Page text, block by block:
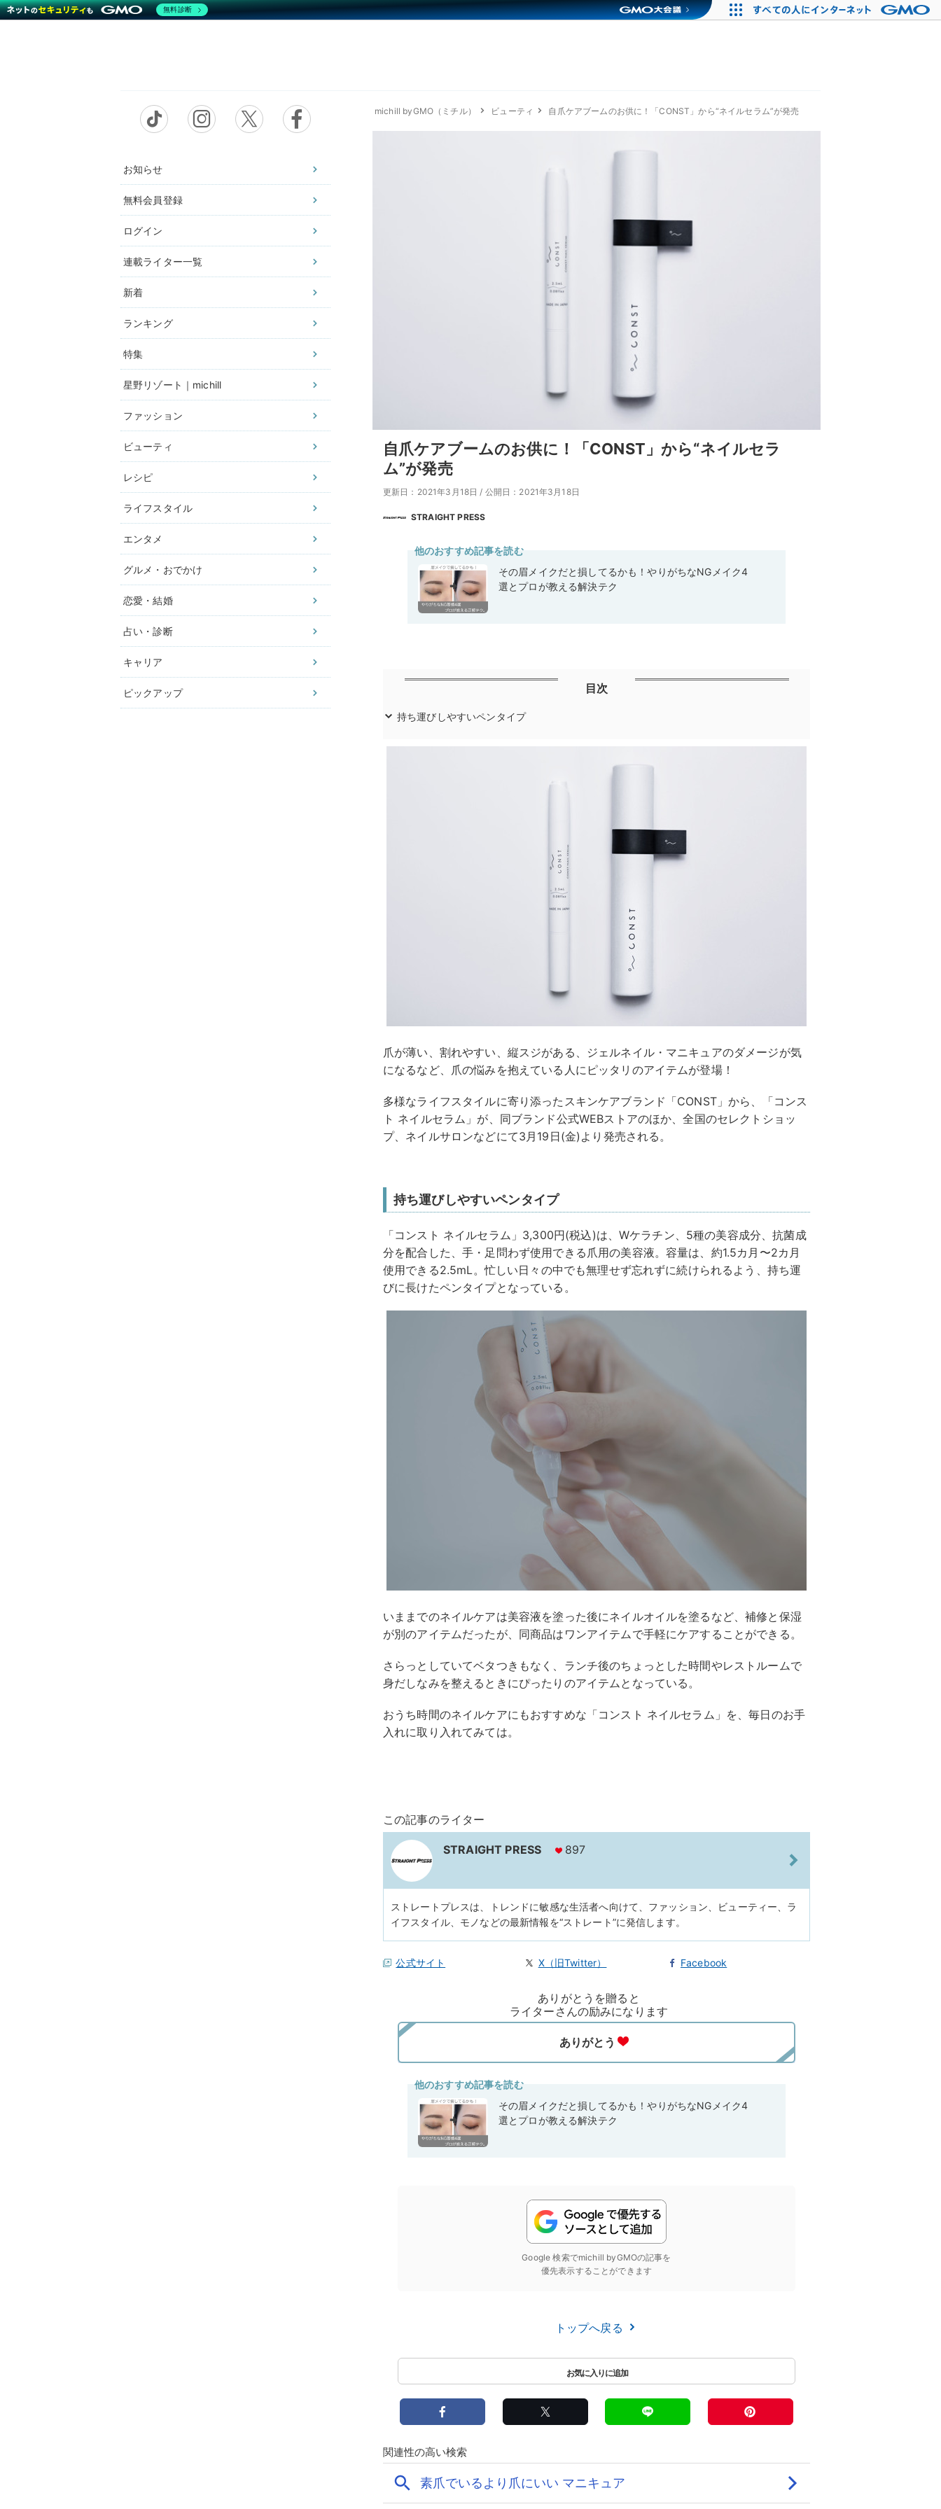
お知らせ
無料会員登録
ログイン
連載ライター一覧
新着
ランキング
特集
星野リゾート｜michill
ファッション
ビューティ
レシピ
ライフスタイル
エンタメ
グルメ・おでかけ
恋愛・結婚
占い・診断
キャリア
ピックアップ
michill byGMO（ミチル） ビューティ 自爪ケアブームのお供に！「CONST」から“ネイルセラム”が発売
自爪ケアブームのお供に！「CONST」から“ネイルセラ
ム”が発売
更新日：2021年3月18日 / 公開日：2021年3月18日
STRAIGHT PRESS
他のおすすめ記事を読む
その眉メイクだと損してるかも！やりがちなNGメイク4
選とプロが教える解決テク
目次
持ち運びしやすいペンタイプ
爪が薄い、割れやすい、縦スジがある、ジェルネイル・マニキュアのダメージが気
になるなど、爪の悩みを抱えている人にピッタリのアイテムが登場！
多様なライフスタイルに寄り添ったスキンケアブランド「CONST」から、「コンス
ト ネイルセラム」が、同ブランド公式WEBストアのほか、全国のセレクトショッ
プ、ネイルサロンなどにて3月19日(金)より発売される。
持ち運びしやすいペンタイプ
「コンスト ネイルセラム」3,300円(税込)は、Wケラチン、5種の美容成分、抗菌成
分を配合した、手・足問わず使用できる爪用の美容液。容量は、約1.5カ月〜2カ月
使用できる2.5mL。忙しい日々の中でも無理せず忘れずに続けられるよう、持ち運
びに長けたペンタイプとなっている。
いままでのネイルケアは美容液を塗った後にネイルオイルを塗るなど、補修と保湿
が別のアイテムだったが、同商品はワンアイテムで手軽にケアすることができる。
さらっとしていてベタつきもなく、ランチ後のちょっとした時間やレストルームで
身だしなみを整えるときにぴったりのアイテムとなっている。
おうち時間のネイルケアにもおすすめな「コンスト ネイルセラム」を、毎日のお手
入れに取り入れてみては。
この記事のライター
STRAIGHT PRESS 897
ストレートプレスは、トレンドに敏感な生活者へ向けて、ファッション、ビューティー、ラ
イフスタイル、モノなどの最新情報を“ストレート”に発信します。
公式サイト X（旧Twitter） Facebook
ありがとうを贈ると
ライターさんの励みになります
他のおすすめ記事を読む
その眉メイクだと損してるかも！やりがちなNGメイク4
選とプロが教える解決テク
Google 検索でmichill byGMOの記事を
優先表示することができます
トップへ戻る
無料診断